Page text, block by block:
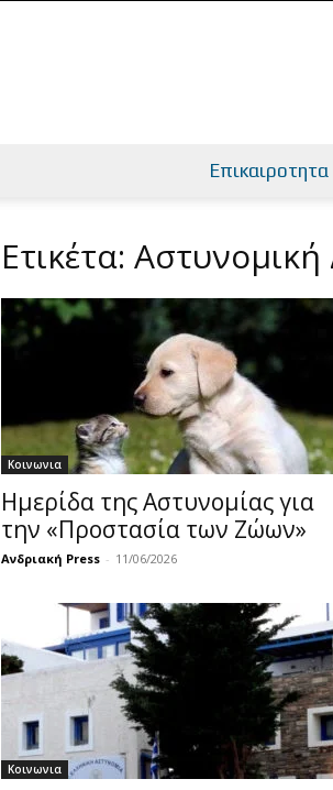
Επικαιροτητα
Ετικέτα:
Κοινωνια
Ημερίδα της Αστυνομίας για
την «Προστασία των Ζώων»
Ανδριακή Press - 11/06/2026
Κοινωνια